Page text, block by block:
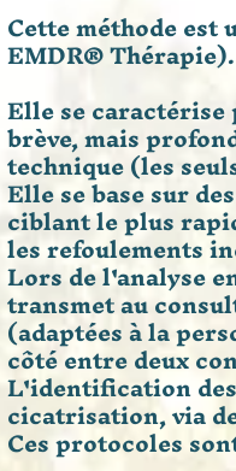
Cette méthode
EMDR® Thérapie).
Elle se
brève, mais
technique (les
Elle se base sur
ciblant le plus
les refoulements
Lors de l'analyse
transmet au
(adaptées à la
côté entre deux
L'identification
cicatrisation, via
Ces protocoles